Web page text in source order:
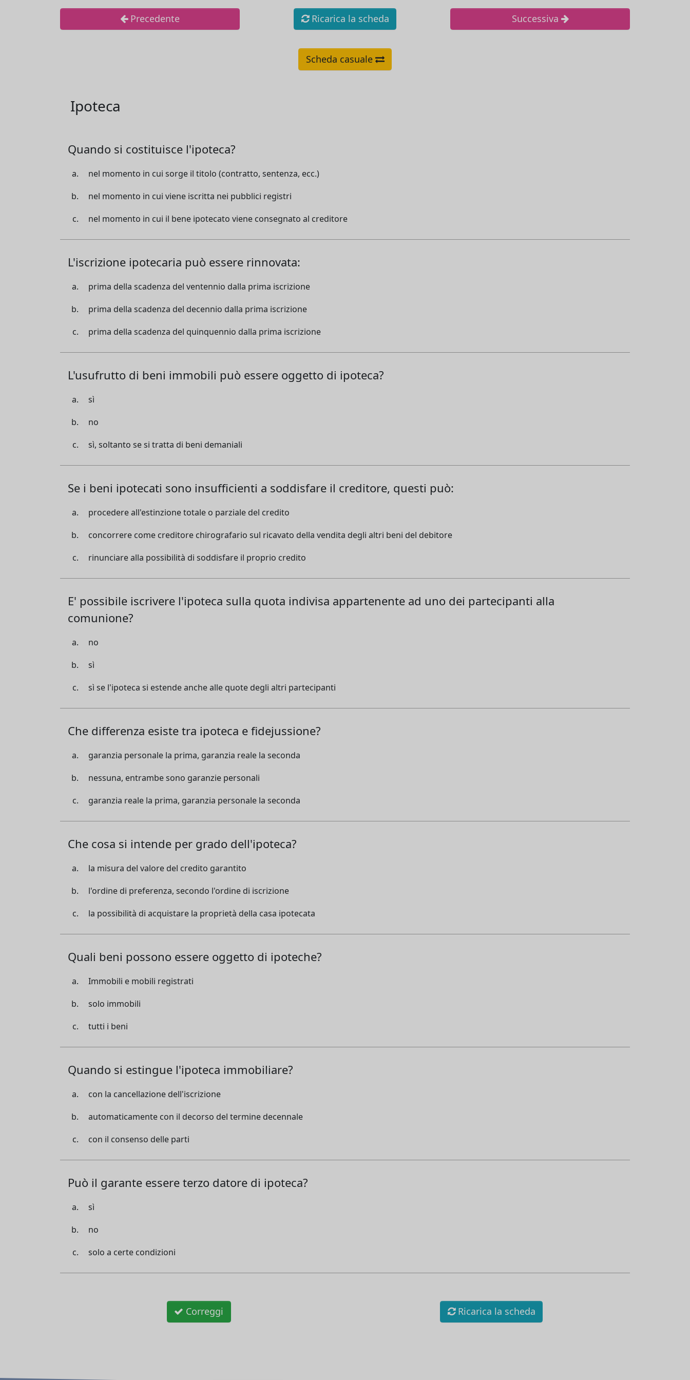
Precedente Ricarica la scheda Successiva
Scheda casuale
Ipoteca
Quando si costituisce l'ipoteca?
nel momento in cui sorge il titolo (contratto, sentenza, ecc.)
nel momento in cui viene iscritta nei pubblici registri
nel momento in cui il bene ipotecato viene consegnato al creditore
L'iscrizione ipotecaria può essere rinnovata:
prima della scadenza del ventennio dalla prima iscrizione
prima della scadenza del decennio dalla prima iscrizione
prima della scadenza del quinquennio dalla prima iscrizione
L'usufrutto di beni immobili può essere oggetto di ipoteca?
sì
no
sì, soltanto se si tratta di beni demaniali
Se i beni ipotecati sono insufficienti a soddisfare il creditore, questi può:
procedere all'estinzione totale o parziale del credito
concorrere come creditore chirografario sul ricavato della vendita degli altri beni del debitore
rinunciare alla possibilità di soddisfare il proprio credito
E' possibile iscrivere l'ipoteca sulla quota indivisa appartenente ad uno dei partecipanti alla
comunione?
no
sì
sì se l'ipoteca si estende anche alle quote degli altri partecipanti
Che differenza esiste tra ipoteca e fidejussione?
garanzia personale la prima, garanzia reale la seconda
nessuna, entrambe sono garanzie personali
garanzia reale la prima, garanzia personale la seconda
Che cosa si intende per grado dell'ipoteca?
la misura del valore del credito garantito
l'ordine di preferenza, secondo l'ordine di iscrizione
la possibilità di acquistare la proprietà della casa ipotecata
Quali beni possono essere oggetto di ipoteche?
Immobili e mobili registrati
solo immobili
tutti i beni
Quando si estingue l'ipoteca immobiliare?
con la cancellazione dell'iscrizione
automaticamente con il decorso del termine decennale
con il consenso delle parti
Può il garante essere terzo datore di ipoteca?
sì
no
solo a certe condizioni
Correggi Ricarica la scheda